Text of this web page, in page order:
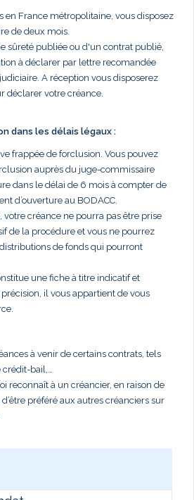
en France métropolitaine, vous disposez
de deux mois.
sûreté publiée ou d'un contrat publié,
à déclarer par lettre recomandée
A réception vous disposerez
déclarer votre créance.
dans les délais légaux :
frappée de forclusion. Vous pouvez
auprès du juge-commissaire
dans le délai de 6 mois à compter de
d’ouverture au BODACC.
votre créance ne pourra pas être prise
de la procédure et vous ne pourrez
de fonds qui pourront
une fiche à titre indicatif et
il vous appartient de vous
à venir de certains contrats, tels
crédit-bail,…
reconnaît à un créancier, en raison de
préféré aux autres créanciers sur